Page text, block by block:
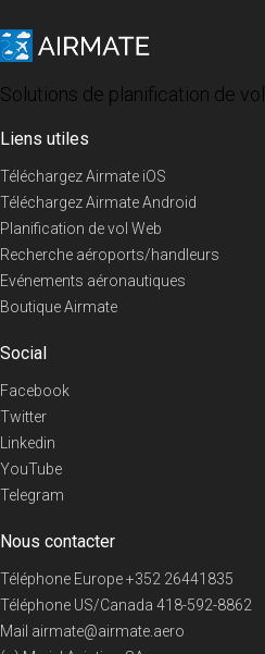
Solutions de planification de vol
Liens utiles
Téléchargez Airmate iOS
Téléchargez Airmate Android
Planification de vol Web
Recherche aéroports/handleurs
Evénements aéronautiques
Boutique Airmate
Social
Facebook
Twitter
Linkedin
YouTube
Telegram
Nous contacter
Téléphone Europe+352 26441835
Téléphone US/Canada 418-592-8862
Mail airmate@airmate.aero